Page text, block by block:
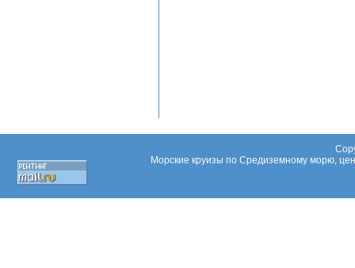
Морские круизы по Средиземному морю,